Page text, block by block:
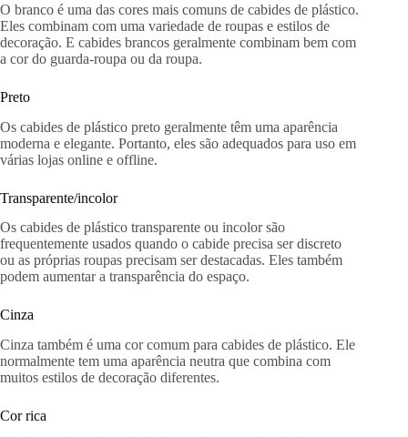
O branco é uma das cores mais comuns de cabides de plástico.
Eles combinam com uma variedade de roupas e estilos de
decoração. E cabides brancos geralmente combinam bem com
a cor do guarda-roupa ou da roupa.
Preto
Os cabides de plástico preto geralmente têm uma aparência
moderna e elegante. Portanto, eles são adequados para uso em
várias lojas online e offline.
Transparente/incolor
Os cabides de plástico transparente ou incolor são
frequentemente usados ​​quando o cabide precisa ser discreto
ou as próprias roupas precisam ser destacadas. Eles também
podem aumentar a transparência do espaço.
Cinza
Cinza também é uma cor comum para cabides de plástico. Ele
normalmente tem uma aparência neutra que combina com
muitos estilos de decoração diferentes.
Cor rica